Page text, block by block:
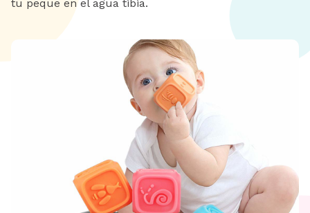
tu peque en el agua tibia.